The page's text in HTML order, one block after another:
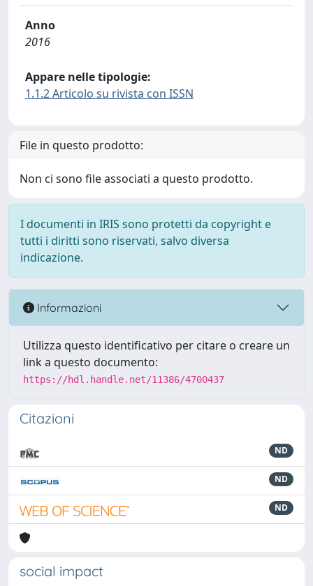
Anno
2016
Appare nelle tipologie:
1.1.2 Articolo su rivista con ISSN
File in questo prodotto:
Non ci sono file associati a questo prodotto.
I documenti in IRIS sono protetti da copyright e
tutti i diritti sono riservati, salvo diversa
indicazione.
Informazioni
Utilizza questo identificativo per citare o creare un
link a questo documento:
https://hdl.handle.net/11386/4700437
Citazioni
ND
ND
ND
social impact